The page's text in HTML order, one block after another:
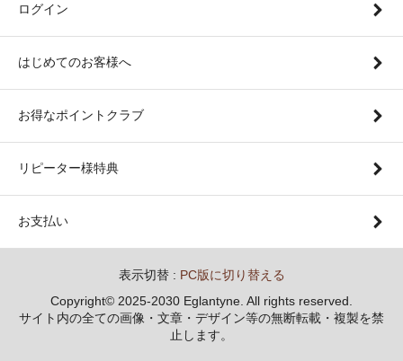
ログイン
はじめてのお客様へ
お得なポイントクラブ
リピーター様特典
お支払い
表示切替 : PC版に切り替える
Copyright© 2025-2030 Eglantyne. All rights reserved.
サイト内の全ての画像・文章・デザイン等の無断転載・複製を禁
止します。